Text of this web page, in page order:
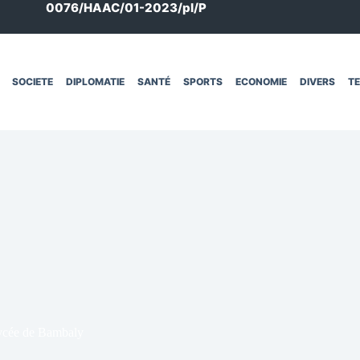
0076/HAAC/01-2023/pl/P
SOCIETE DIPLOMATIE SANTÉ SPORTS ECONOMIE DIVERS